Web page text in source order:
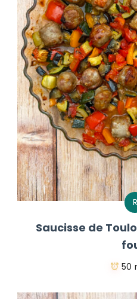
R
Saucisse de
50